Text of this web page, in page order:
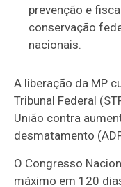
prevenção e
conservação
nacionais.
A liberação da MP
Tribunal Federal
União contra
desmatamento
O Congresso
máximo em 120